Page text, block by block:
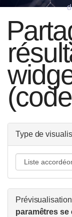
Type de
paramêtres